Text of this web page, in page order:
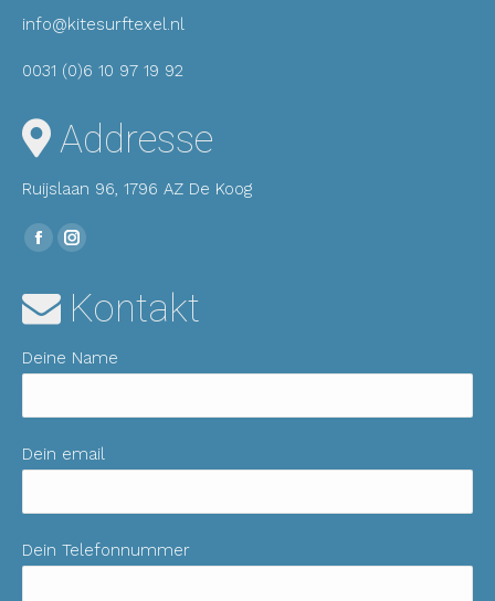
info@kitesurftexel.nl
0031 (0)6 10 97 19 92
Addresse
Ruijslaan 96, 1796 AZ De Koog
Finden Sie uns auf:
Facebook
wird
einem
Fenster
geöffnet
Instagram
wird
einem
Fenster
geöffnet
Kontakt
Deine Name
Dein email
Dein Telefonnummer